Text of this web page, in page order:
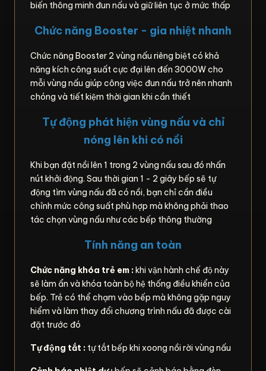
biến thông minh đun nấu và giữ liên tục ở mức thấp
Chức năng Booster - gia nhiệt nhanh
Chức năng Booster 2 vùng nấu riêng biệt có khả
năng kích công suất cực đại lên đến 3000W cho
mỗi vùng nấu giúp công việc đun nấu trở nên nhanh
chóng và tiết kiệm thời gian khi cần thiết
Tự động phát hiện vùng nấu và chỉ
nóng lên khi có nồi
Khi bạn đặt nồi lên 1 trong 2 vùng nấu sau đó nhấn
nút khởi động. Sau thời gian 1 - 2 giây bếp sẽ tự
động tìm vùng nấu đã có nồi, bạn chỉ cần điều
chỉnh mức công suất phù hợp mà không phải thao
tác chọn vùng nấu như các bếp thông thường
Tính năng an toàn
Chức năng khóa trẻ em :khi vận hành chế độ này
sẽ làm ẩn và khóa toàn bộ hệ thống điều khiển của
bếp. Trẻ có thể chạm vào bếp mà không gặp nguy
hiểm và làm thay đổi chương trình nấu đã được cài
đặt trước đó
Tự động tắt : tự tắt bếp khi xoong nồi rời vùng nấu